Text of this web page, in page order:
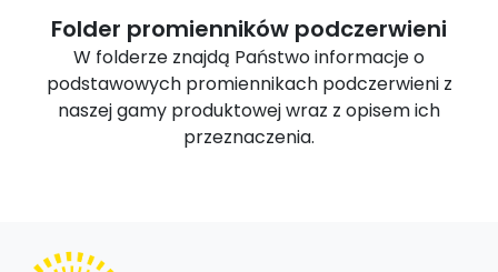
Folder promienników podczerwieni
W folderze znajdą Państwo informacje o
podstawowych promiennikach podczerwieni z
naszej gamy produktowej wraz z opisem ich
przeznaczenia.